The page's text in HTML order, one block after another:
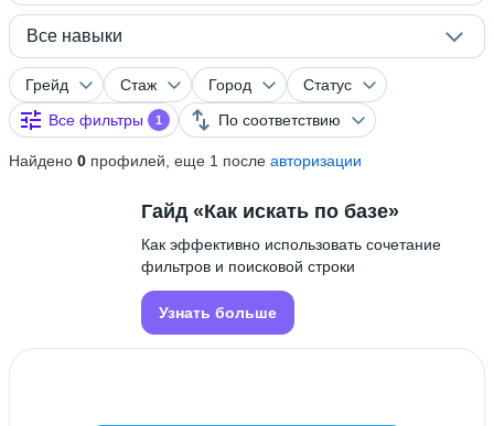
Все навыки
Грейд Стаж Город
Статус
Все фильтры
1 По соответствию
Найдено 0 профилей, еще 1 после авторизации
Гайд «Как искать по базе»
Как эффективно использовать сочетание
фильтров и поисковой строки
Узнать больше